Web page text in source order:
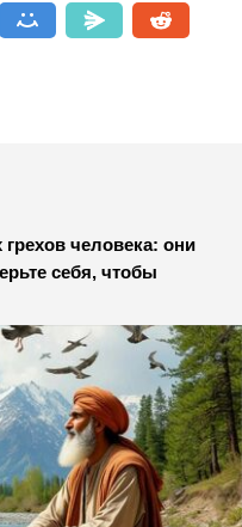
человека: они
себя, чтобы